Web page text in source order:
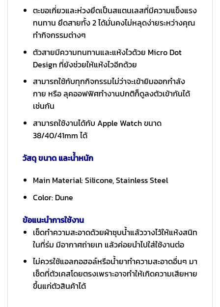
ตะขอเกี่ยวและห่วงยึดเป็นสแตนเลสที่มีความแข็งแรง
ทนทาน ยึดสายทั้ง 2 ได้มั่นคงไม่หลุดง่ายระหว่างคุณ
ทำกิจกรรมต่างๆ
ตัวสายมีความทนทานและแห้งไวด้วย Micro Dot
Design ที่ยังช่วยให้แห้งไวอีกด้วย
สามารถใช้กับทุกกิจกรรมไม่ว่าจะเข้ายิมออกกำลัง
กาย หรือ ลุคออฟฟิศทำงานปกติก็ดูลงตัวเข้ากันได้
เช่นกัน
สามารถใช้งานได้กับ Apple Watch ขนาด
38/40/41mm ได้
วัสดุ ขนาด และน้ำหนัก
Main Material: Silicone, Stainless Steel
Color: Dune
ข้อแนะนำการใช้งาน
เช็ดทำความสะอาดด้วยผ้าชุบน้ำแล้ววางไว้ให้แห้งสนิท
ในที่ร่ม มีอากาศถ่ายเท แล้วค่อยนำไปใส่ใช้งานต่อ
ไม่ควรใช้แอลกอฮอล์หรือน้ำยาทำความสะอาดอื่นๆ มา
เช็ดที่ตัวเคสโดยตรงเพราะอาจทำให้เกิดความเสียหาย
ขึ้นแก่ตัวสินค้าได้